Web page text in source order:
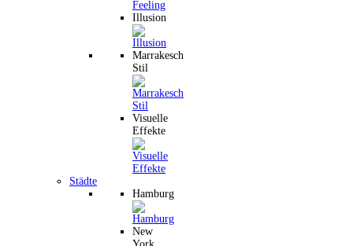
Illusion
Marrakesch
Stil
Visuelle
Effekte
Städte
Hamburg
New